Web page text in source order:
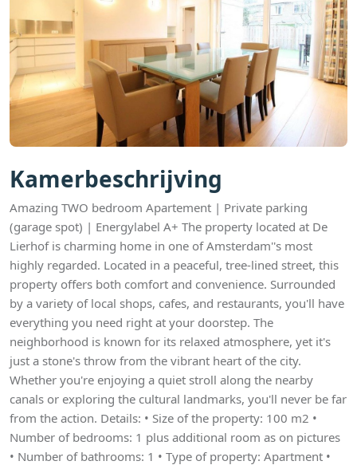
Kamerbeschrijving
Amazing TWO bedroom Apartement | Private parking
(garage spot) | Energylabel A+ The property located at De
Lierhof is charming home in one of Amsterdam''s most
highly regarded. Located in a peaceful, tree-lined street, this
property offers both comfort and convenience. Surrounded
by a variety of local shops, cafes, and restaurants, you'll have
everything you need right at your doorstep. The
neighborhood is known for its relaxed atmosphere, yet it's
just a stone's throw from the vibrant heart of the city.
Whether you're enjoying a quiet stroll along the nearby
canals or exploring the cultural landmarks, you'll never be far
from the action. Details: • Size of the property: 100 m2 •
Number of bedrooms: 1 plus additional room as on pictures
• Number of bathrooms: 1 • Type of property: Apartment •